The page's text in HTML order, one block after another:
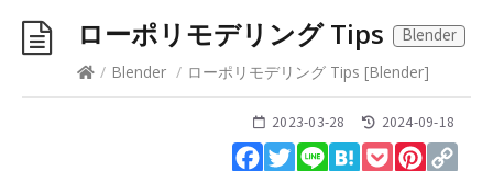
ローポリモデリング Tips
Blender
/ Blender / ローポリモデリング Tips [Blender]
2023-03-28 2024-09-18
Facebook
Twitter
Line HatenaPocket